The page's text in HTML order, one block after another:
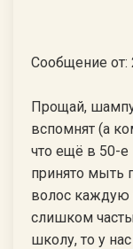
Сообщение от:
Прощай,
вспомнят (а
что ещё в 50-е
принято мыть
волос каждую
слишком
школу, то у